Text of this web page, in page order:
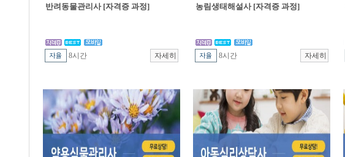
반려동물관리사 [자격증 과정]
8시간
농림생태해설사 [자격증 과정]
8시간